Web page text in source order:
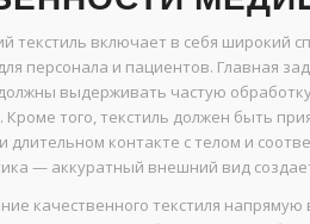
текстиль включает в себя широкий
персонала и пациентов. Главная
выдерживать частую
Кроме того, текстиль должен быть
длительном контакте с телом и
— аккуратный внешний вид
качественного текстиля